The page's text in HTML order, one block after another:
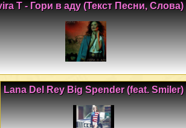
T - Гори в аду (Текст Песни, Слова)
Lana Del Rey Big Spender (feat. Smiler)